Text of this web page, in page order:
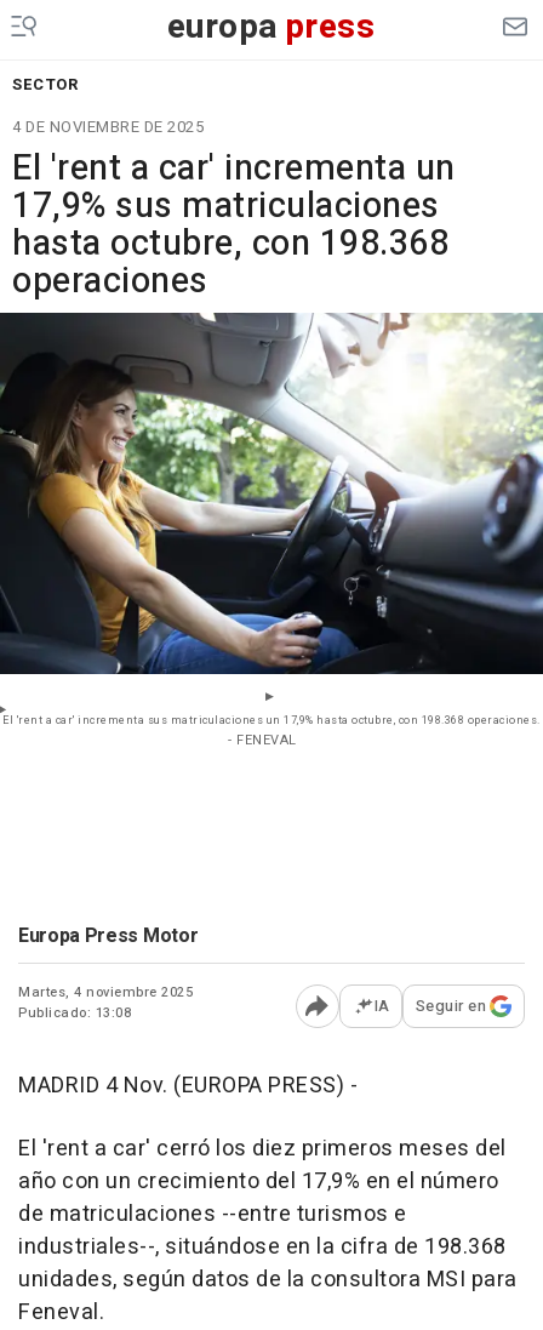
europa press
SECTOR
4 DE NOVIEMBRE DE 2025
El 'rent a car' incrementa un
17,9% sus matriculaciones
hasta octubre, con 198.368
operaciones
El 'rent a car' incrementa sus matriculaciones un 17,9% hasta octubre, con 198.368 operaciones.
- FENEVAL
Europa Press Motor
Martes, 4 noviembre 2025
Publicado: 13:08
Abrir opciones para
IA Seguir en
MADRID 4 Nov. (EUROPA PRESS) -
El 'rent a car' cerró los diez primeros meses del
año con un crecimiento del 17,9% en el número
de matriculaciones --entre turismos e
industriales--, situándose en la cifra de 198.368
unidades, según datos de la consultora MSI para
Feneval.